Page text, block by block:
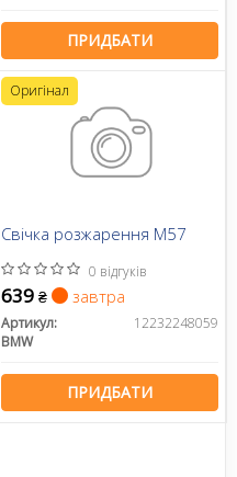
ПРИДБАТИ
Свічка розжарення M57
0 відгуків
639 ₴ завтра
Артикул:
12232248059
BMW
ПРИДБАТИ
Оригінал